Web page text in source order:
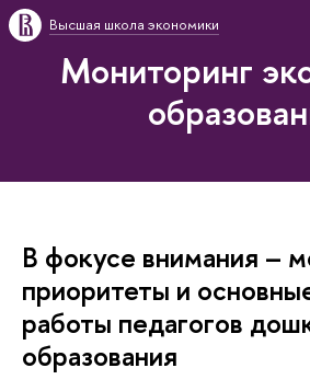
Высшая школа экономики
Мониторинг
В фокусе внимания –
приоритеты и
работы педагогов
образования